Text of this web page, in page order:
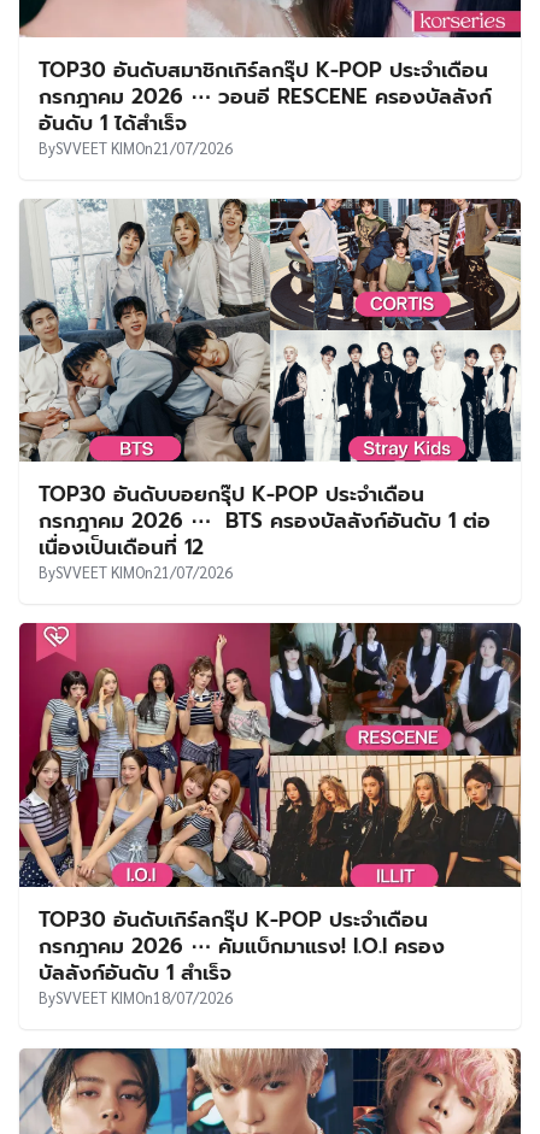
TOP30 อันดับสมาชิกเกิร์ลกรุ๊ป K-POP ประจำเดือน
กรกฎาคม 2026 ⋯ วอนอี RESCENE ครองบัลลังก์
อันดับ 1 ได้สำเร็จ
BySVVEET KIMOn21/07/2026
TOP30 อันดับบอยกรุ๊ป K-POP ประจำเดือน
กรกฎาคม 2026 ⋯ BTS ครองบัลลังก์อันดับ 1 ต่อ
เนื่องเป็นเดือนที่ 12
BySVVEET KIMOn21/07/2026
TOP30 อันดับเกิร์ลกรุ๊ป K-POP ประจำเดือน
กรกฎาคม 2026 ⋯ คัมแบ็กมาแรง! I.O.I ครอง
บัลลังก์อันดับ 1 สำเร็จ
BySVVEET KIMOn18/07/2026